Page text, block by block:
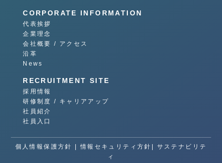
CORPORATE INFORMATION
代表挨拶
企業理念
会社概要 / アクセス
沿革
News
RECRUITMENT SITE
採用情報
研修制度 / キャリアアップ
社員紹介
社員入口
個人情報保護方針 |情報セキュリティ方針| サステナビリテ
ィ